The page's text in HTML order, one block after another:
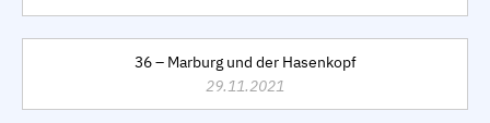
36 – Marburg und der Hasenkopf
29.11.2021